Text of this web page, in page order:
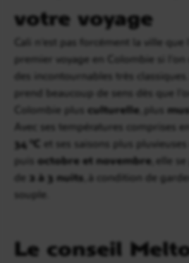
votre voyage
Cali n’est pas forcément la ville que
premier voyage en Colombie si
des incontournables très
prend beaucoup de sens dès que
Colombie plus culturelle
Avec ses températures comprises
34 °C et ses saisons plus
octobre et novembre , elle
de 2 à 3 nuits , à condition de
souple.
Le conseil